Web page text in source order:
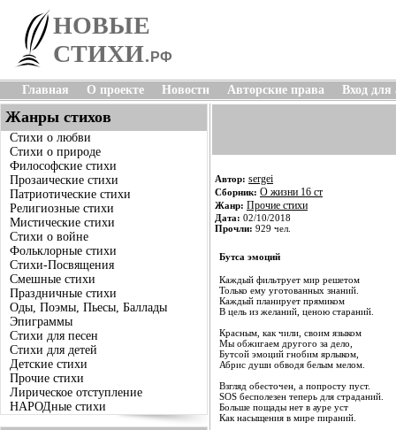
НОВЫЕ
СТИХИ. РФ
Главная О проекте Новости Авторские права Вход для
Жанры стихов
Стихи о любви
Стихи о природе
Философские стихи
Прозаические стихи
Патриотические стихи
Религиозные стихи
Мистические стихи
Стихи о войне
Фольклорные стихи
Стихи-Посвящения
Смешные стихи
Праздничные стихи
Оды, Поэмы, Пьесы, Баллады
Эпиграммы
Стихи для песен
Стихи для детей
Детские стихи
Прочие стихи
Лирическое отступление
НАРОДные стихи
Автор: sergei
Сборник: О жизни 16 ст
Жанр: Прочие стихи
Дата: 02/10/2018
Прочли: 929 чел.
Бутса эмоций
Каждый фильтрует мир решетом
Только ему уготованных знаний.
Каждый планирует прямиком
В цель из желаний, ценою стараний.
Красным, как чили, своим языком
Мы обжигаем другого за дело,
Бутсой эмоций гнобим ярлыком,
Абрис души обводя белым мелом.
Взгляд обесточен, а попросту пуст.
SOS бесполезен теперь для страданий.
Больше пощады нет в ауре уст
Как насыщения в мире пираний.